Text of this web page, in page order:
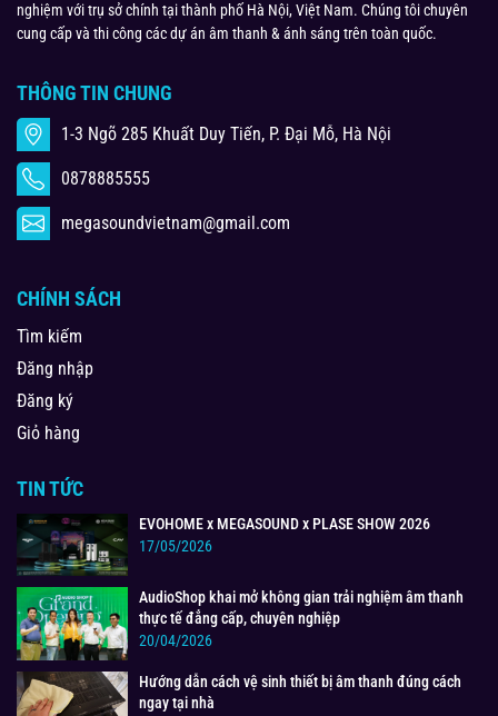
nghiệm với trụ sở chính tại thành phố Hà Nội, Việt Nam. Chúng tôi chuyên
cung cấp và thi công các dự án âm thanh & ánh sáng trên toàn quốc.
THÔNG TIN CHUNG
1-3 Ngõ 285 Khuất Duy Tiến, P. Đại Mỗ, Hà Nội
0878885555
megasoundvietnam@gmail.com
CHÍNH SÁCH
Tìm kiếm
Đăng nhập
Đăng ký
Giỏ hàng
TIN TỨC
EVOHOME x MEGASOUND x PLASE SHOW 2026
17/05/2026
AudioShop khai mở không gian trải nghiệm âm thanh
thực tế đẳng cấp, chuyên nghiệp
20/04/2026
Hướng dẫn cách vệ sinh thiết bị âm thanh đúng cách
ngay tại nhà